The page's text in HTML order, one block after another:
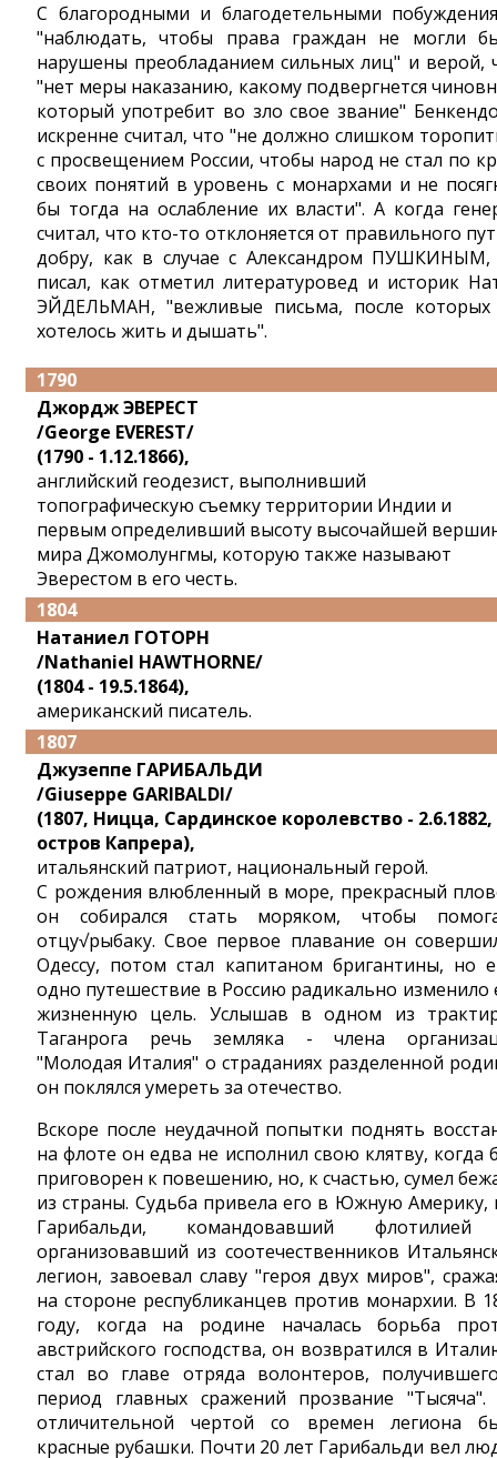
С благородными и благодетельными
"наблюдать, чтобы права граждан не могли
нарушены преобладанием сильных лиц" и верой,
"нет меры наказанию, какому подвергнется
который употребит во зло свое звание"
искренне считал, что "не должно слишком
с просвещением России, чтобы народ не стал по
своих понятий в уровень с монархами и не
бы тогда на ослабление их власти". А когда
считал, что кто-то отклоняется от правильного
добру, как в случае с Александром
писал, как отметил литературовед и историк
ЭЙДЕЛЬМАН, "вежливые письма, после
хотелось жить и дышать".
1790
Джордж ЭВЕРЕСТ
/George EVEREST/
(1790 - 1.12.1866),
английский геодезист, выполнивший
топографическую съемку территории Индии и
первым определивший высоту высочайшей
мира Джомолунгмы, которую также называют
Эверестом в его честь.
1804
Натаниел ГОТОРН
/Nathaniel HAWTHORNE/
(1804 - 19.5.1864),
американский писатель.
1807
Джузеппе ГАРИБАЛЬДИ
/Giuseppe GARIBALDI/
(1807, Ницца, Сардинское королевство - 2.6.1882,
остров Капрера),
итальянский патриот, национальный герой.
С рождения влюбленный в море, прекрасный
он собирался стать моряком, чтобы
отцу√рыбаку. Свое первое плавание он
Одессу, потом стал капитаном бригантины, но
одно путешествие в Россию радикально изменило
жизненную цель. Услышав в одном из
Таганрога речь земляка - члена
"Молодая Италия" о страданиях разделенной
он поклялся умереть за отечество.
Вскоре после неудачной попытки поднять
на флоте он едва не исполнил свою клятву, когда
приговорен к повешению, но, к счастью, сумел
из страны. Судьба привела его в Южную Америку,
Гарибальди, командовавший
организовавший из соотечественников
легион, завоевал славу "героя двух миров",
на стороне республиканцев против монархии. В
году, когда на родине началась борьба
австрийского господства, он возвратился в
стал во главе отряда волонтеров,
период главных сражений прозвание
отличительной чертой со времен легиона
красные рубашки. Почти 20 лет Гарибальди вел